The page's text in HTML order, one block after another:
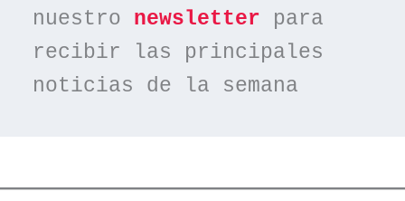
nuestro newsletter para
recibir las principales
noticias de la semana